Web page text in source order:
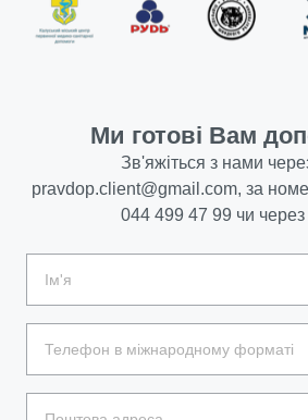
Ми готові Вам
Зв'яжіться з нами
pravdop.client@gmail.com, за
044 499 47 99 чи